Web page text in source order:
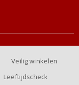
Veilig winkelen
Leeftijdscheck